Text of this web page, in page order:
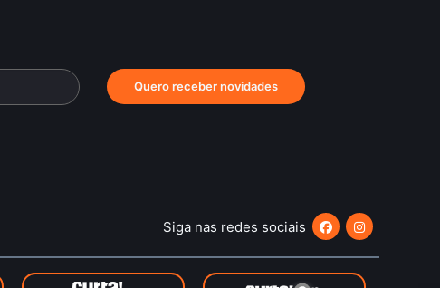
Quero receber novidades
Siga nas redes sociais